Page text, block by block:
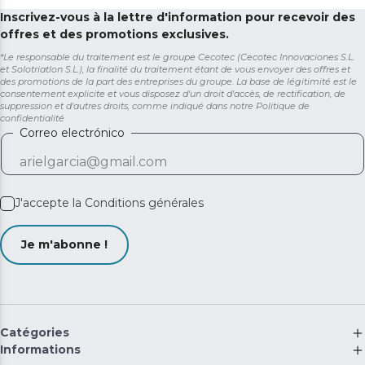
Inscrivez-vous à la lettre d'information pour recevoir des
offres et des promotions exclusives.
*Le responsable du traitement est le groupe Cecotec (Cecotec Innovaciones S.L.
et Solotriatlon S.L.), la finalité du traitement étant de vous envoyer des offres et
des promotions de la part des entreprises du groupe. La base de légitimité est le
consentement explicite et vous disposez d'un droit d'accès, de rectification, de
suppression et d'autres droits, comme indiqué dans notre Politique de
confidentialité
Correo electrónico
J'accepte la Conditions générales
Je m'abonne !
Catégories
Informations